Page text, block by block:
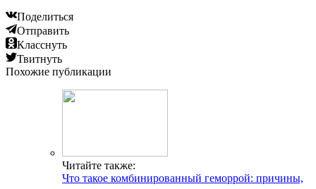
Поделиться
Отправить
Класснуть
Твитнуть
Похожие публикации
Читайте также:
Что такое комбинированный геморрой: причины,